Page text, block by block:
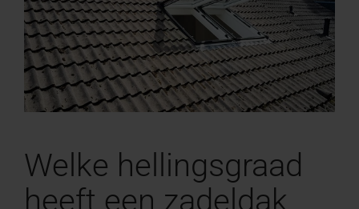
Welke hellingsgraad
heeft een zadeldak